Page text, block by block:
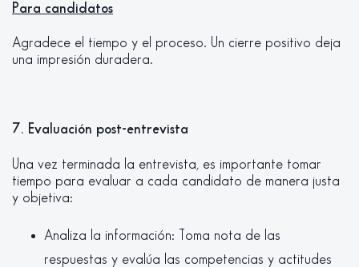
Para candidatos
Agradece el tiempo y el proceso. Un cierre positivo deja
una impresión duradera.
7. Evaluación post-entrevista
Una vez terminada la entrevista, es importante tomar
tiempo para evaluar a cada candidato de manera justa
y objetiva:
Analiza la información: Toma nota de las
respuestas y evalúa las competencias y actitudes